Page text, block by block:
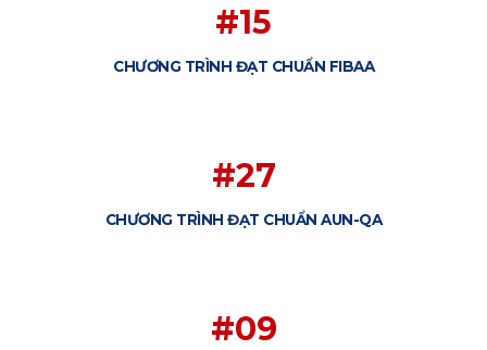
#15
CHƯƠNG TRÌNH ĐẠT CHUẨN FIBAA
#27
CHƯƠNG TRÌNH ĐẠT CHUẨN AUN-QA
#09